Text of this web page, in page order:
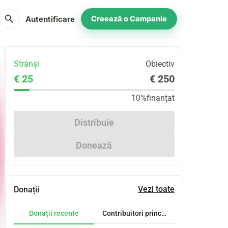
search Autentificare Creează o Campanie
Strânși Obiectiv
€ 25 € 250
10%finanțat
Distribuie
Donează
Donații Vezi toate
Donații recente Contribuitori principali